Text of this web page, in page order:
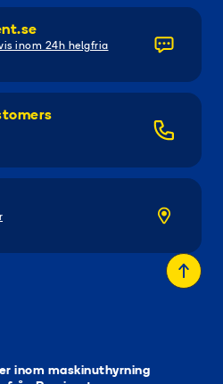
inom 24h helgfria
inom maskinuthyrning